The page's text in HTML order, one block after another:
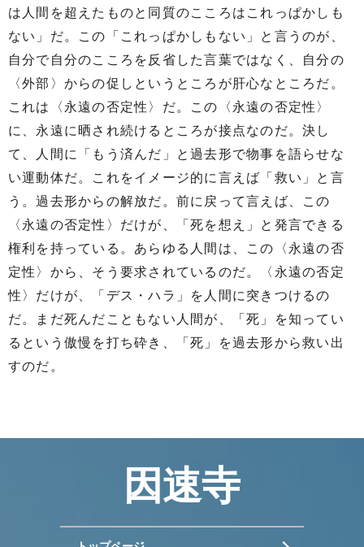
は人間を超えたものと同質のこころはこれっぱかしも
ない」だ。この「これっぱかしもない」と言うのが、
自分で自分のこころを反省した言葉ではなく、自分の
〈外部〉からの促しというところが肝心なところだ。
これは〈永遠の否定性〉だ。この〈永遠の否定性〉
に、永遠に晒され続けるところが接点なのだ。決し
て、人間に「もう済んだ」と過去形で物事を語らせな
い運動体だ。これをイメージ的に言えば「救い」と言
う。過去形からの解放だ。前に戻って言えば、この
〈永遠の否定性〉だけが、「死を想え」と発言できる
権利を持っている。あらゆる人間は、この〈永遠の否
定性〉から、そう要求されているのだ。〈永遠の否定
性〉だけが、「デス・ハラ」を人間に突きつけるの
だ。まだ死んだこともない人間が、「死」を知ってい
るという傲慢を打ち砕き、「死」を過去形から救い出
すのだ。
因速寺